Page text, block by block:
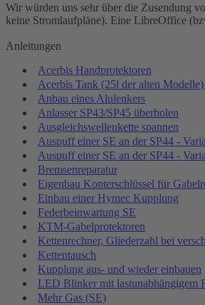
Wir würden uns sehr über die Zusendung
keine Stromlaufpläne). Eine LibreOffice
Anleitungen
Acerbis Handprotektoren
Acerbis Tank (25l der alten
Anbau eines Alulenkers
Anlasser SP43/SP45 überholen
Ausgleichswellenkette spannen
Auspuff einer SE an der SP44 -
Auspuff einer SE an der SP44 -
Bremsenreparatur
Eigenbau Konterschlüssel für
Einbau einer Hymec Kupplung
Federbeinwartung SE
KTM-Gabelprotektoren
Kettenrechner, Gliederzahl bei
Kettentausch
Kupplung aus- und wieder einbauen
LED Blinker mit lastunabhängigem
Mehr Gas (SE)